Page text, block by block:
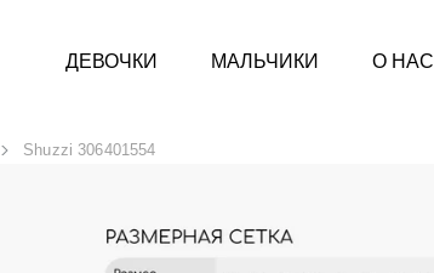
ДЕВОЧКИ МАЛЬЧИКИ О НАС
Shuzzi 306401554